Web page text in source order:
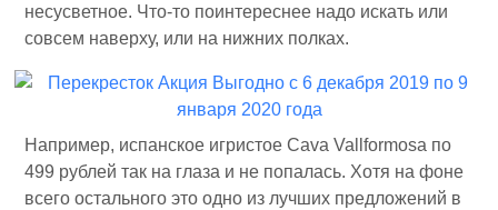
несусветное. Что-то поинтереснее надо искать или
совсем наверху, или на нижних полках.
Например, испанское игристое Cava Vallformosa по
499 рублей так на глаза и не попалась. Хотя на фоне
всего остального это одно из лучших предложений в